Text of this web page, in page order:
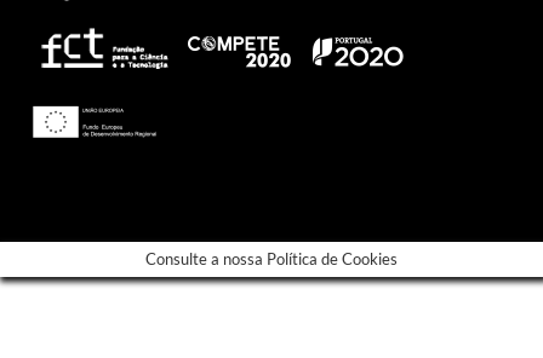
Consulte a nossa Política de Cookies